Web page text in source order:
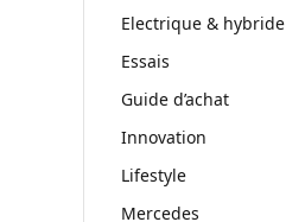
Electrique & hybride
Essais
Guide d’achat
Innovation
Lifestyle
Mercedes